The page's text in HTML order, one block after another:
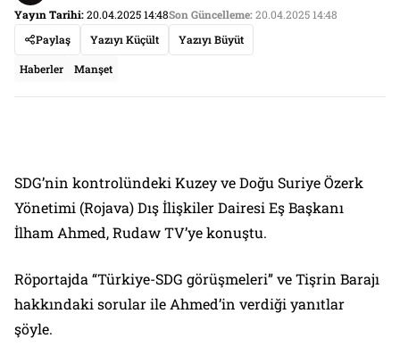
Yayın Tarihi:20.04.2025 14:48Son Güncelleme:20.04.2025 14:48
Paylaş
Yazıyı Küçült Yazıyı Büyüt
Haberler Manşet
SDG’nin kontrolündeki Kuzey ve Doğu Suriye Özerk
Yönetimi (Rojava) Dış İlişkiler Dairesi Eş Başkanı
İlham Ahmed, Rudaw TV’ye konuştu.
Röportajda “Türkiye-SDG görüşmeleri” ve Tişrin Barajı
hakkındaki sorular ile Ahmed’in verdiği yanıtlar
şöyle.